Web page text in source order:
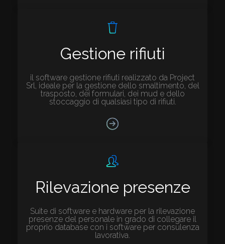
Gestione rifiuti
il software gestione rifiuti realizzato da Project
Srl, ideale per la gestione dello smaltimento, del
trasposto, dei formulari, dei mud e dello
stoccaggio di qualsiasi tipo di rifiuti.
Rilevazione presenze
Suite di software e hardware per la rilevazione
presenze del personale in grado di collegare il
proprio database con i software per consulenza
lavorativa.